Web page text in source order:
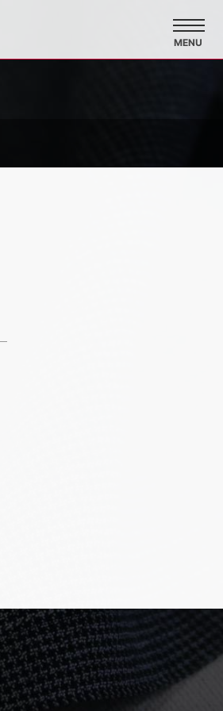
MENU